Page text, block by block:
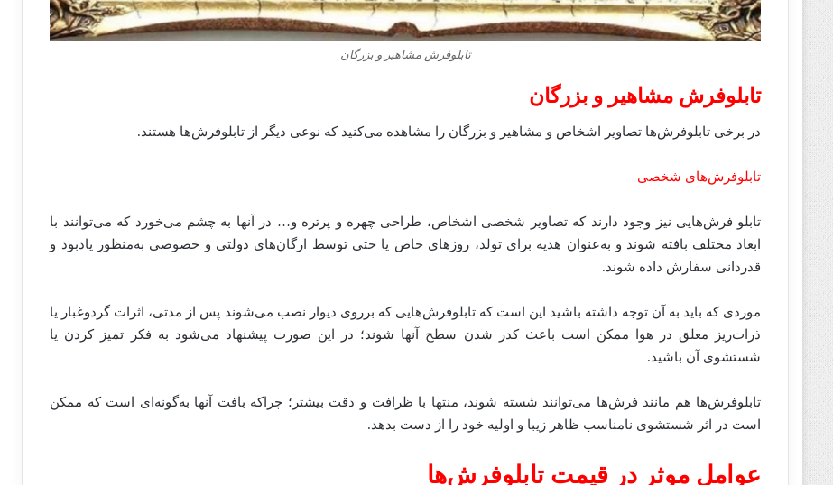
تابلوفرش‌ مشاهیر و بزرگان
تابلوفرش‌ مشاهیر و بزرگان
در برخی تابلوفرش‌ها تصاویر اشخاص و مشاهیر و بزرگان را مشاهده می‌کنید که نوعی دیگر از تابلوفرش‌ها هستند.
تابلوفرش‌های شخصی
تابلو فرش‌هایی نیز وجود دارند که تصاویر شخصی اشخاص، طراحی چهره و پرتره و… در آنها به چشم می‌خورد که می‌توانند با
ابعاد مختلف بافته شوند و به‌عنوان هدیه برای تولد، روزهای خاص یا حتی توسط ارگان‌های دولتی و خصوصی به‌منظور یادبود و
قدردانی سفارش داده شوند.
موردی که باید به آن توجه داشته باشید این است که تابلوفرش‌هایی که برروی دیوار نصب می‌شوند پس از مدتی، اثرات گردوغبار یا
ذرات‌ریز معلق در هوا ممکن است باعث کدر شدن سطح آنها شوند؛ در این صورت پیشنهاد می‌شود به فکر تمیز کردن یا
شستشوی آن باشید.
تابلوفرش‌ها هم مانند فرش‌ها می‌توانند شسته شوند، منتها با ظرافت و دقت بیشتر؛ چراکه بافت آنها به‌گونه‌ای است که ممکن
است در اثر شستشوی نامناسب ظاهر زیبا و اولیه خود را از دست بدهد.
عوامل موثر در قیمت تابلوفرش‌ها